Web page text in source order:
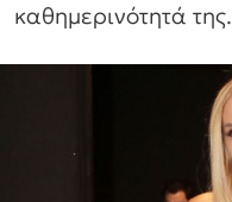
καθημερινότητά της.